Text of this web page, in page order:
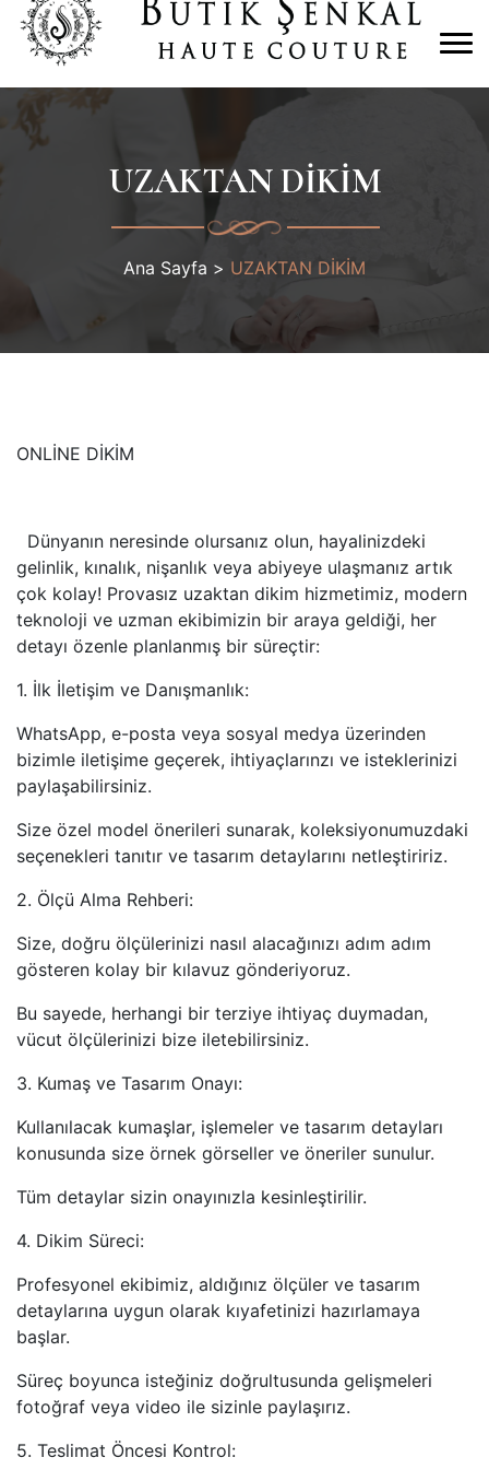
UZAKTAN DİKİM
Ana Sayfa > UZAKTAN DİKİM
ONLİNE DİKİM
Dünyanın neresinde olursanız olun, hayalinizdeki
gelinlik, kınalık, nişanlık veya abiyeye ulaşmanız artık
çok kolay! Provasız uzaktan dikim hizmetimiz, modern
teknoloji ve uzman ekibimizin bir araya geldiği, her
detayı özenle planlanmış bir süreçtir:
1. İlk İletişim ve Danışmanlık:
WhatsApp, e-posta veya sosyal medya üzerinden
bizimle iletişime geçerek, ihtiyaçlarınzı ve isteklerinizi
paylaşabilirsiniz.
Size özel model önerileri sunarak, koleksiyonumuzdaki
seçenekleri tanıtır ve tasarım detaylarını netleştiririz.
2. Ölçü Alma Rehberi:
Size, doğru ölçülerinizi nasıl alacağınızı adım adım
gösteren kolay bir kılavuz gönderiyoruz.
Bu sayede, herhangi bir terziye ihtiyaç duymadan,
vücut ölçülerinizi bize iletebilirsiniz.
3. Kumaş ve Tasarım Onayı:
Kullanılacak kumaşlar, işlemeler ve tasarım detayları
konusunda size örnek görseller ve öneriler sunulur.
Tüm detaylar sizin onayınızla kesinleştirilir.
4. Dikim Süreci:
Profesyonel ekibimiz, aldığınız ölçüler ve tasarım
detaylarına uygun olarak kıyafetinizi hazırlamaya
başlar.
Süreç boyunca isteğiniz doğrultusunda gelişmeleri
fotoğraf veya video ile sizinle paylaşırız.
5. Teslimat Öncesi Kontrol: